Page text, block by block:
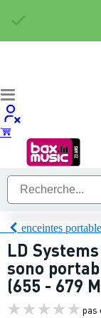
enceintes
LD
sono
(655 - 679
pas